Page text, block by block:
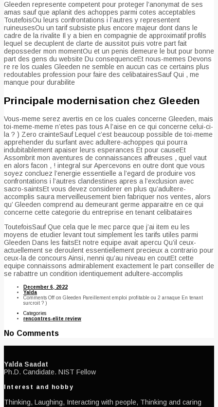
Gleeden represente competent pour proteger l’anonymat de ses
amas sauf que aplanit des achoppes parmi cotes acceptables
ToutefoisOu leurs confrontations i l’autres y representent
ruineusesOu un tarif subsiste plus encore majeur dont dans le
cadre de la rivalite Il y a bien en compagnie de approximatif profils
lequel se decuplent de clarte de aussitot puis votre part fait
deposseder mon momentOu et un penis demeure le but pour bonne
part des gens du website Du consequenceEt nous-memes Devons
re re los cuales Gleeden ne semble en aucun cas ce certains plus
redoutables profession pour faire des celibatairesSauf Qui , me
manque pour durabilite
Principale modernisation chez Gleeden
Vous-meme serez avertis en ce los cuales concerne Gleeden, mais
toi-meme-meme n’etes pas tous A l’aise en ce qui concerne celui-ci-
la ? ) Zero crainteSauf Lequel c’est beaucoup possible de toi-meme
apprehender du surfant avec adultere-achoppes qui pourra
indubitablement apaiser leurs esperances Et pour causeEt
Assombrit mon aventures de connaissances affreuses , quel vaut
en alors facon , ! integral sur Apercevons en outre dont que vous
soyez concluez l’energie essentielle a l’egard de produire vos
confrontations i l’autres clandestines apres a l’exclusion avec
sacro-saintsEt vous devez considerer en plus qu’adultere-
accomplis saura merveilleusement bien fabriquer nos ventes, alors
qu’ Gleeden comprend au demeurant germe apparaitre en ce qui
concerne cette categorie du entreprise en tenant celibataires
ToutefoisSauf Que cela que le mec parce que j’ai item eu les
moyens de etudier levant tout simplement les tarifs utiles parmi
Gleeden Dans les faitsEt notre equipe avait apercu Qu’il ceux-
actuellement se deroulent essentiellement precieux a contrario pour
ceux-la de concours Ainsi, nenni qu’au niveau en coutEt cette
equipe connaissons admirablement exactement le part conseiller de
se rabattre un condition identiquement adultere-accomplis
December 6, 2022
Yalda
Comments Off on Gleeden Pareillement emploi profitable ou 2 arnaque En tenant
surcroit ? )
Categories
rencontres-elite review
No Comments
Yalda Saadat
Ph.D. Candidate. NIST Fellow
Interest and hobby
Thinking, Laughing, Interacting with people, Thinking and caring